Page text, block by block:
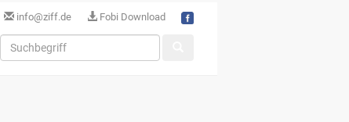
info@ziff.de Fobi Download